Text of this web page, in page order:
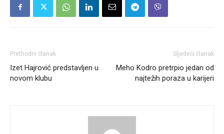
Prethodni članak
Izet Hajrović predstavljen u
novom klubu
Sljedeći članak
Meho Kodro pretrpio jedan od
najtežih poraza u karijeri